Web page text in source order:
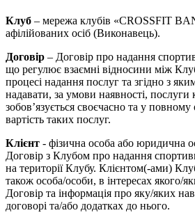
Клуб – мережа клубів «CROSSFIT
афілійованих осіб (Виконавець).
Договір – Договір про надання
що регулює взаємні відносини між
процесі надання послуг та згідно з
надавати, за умови наявності, послуги
зобов’язується своєчасно та у повному
вартість таких послуг.
Клієнт - фізична особа або юридична
Договір з Клубом про надання
на території Клубу. Клієнтом(-ами)
також особа/особи, в інтересах якого/
Договір та інформація про яку/яких
договорі та/або додатках до нього.